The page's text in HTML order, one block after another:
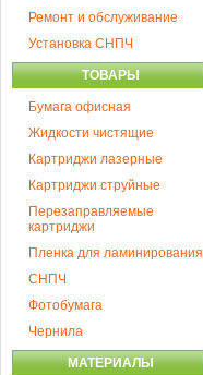
Ремонт и обслуживание
Установка СНПЧ
ТОВАРЫ
Бумага офисная
Жидкости чистящие
Картриджи лазерные
Картриджи струйные
Перезаправляемые
картриджи
Пленка для ламинирования
СНПЧ
Фотобумага
Чернила
МАТЕРИАЛЫ